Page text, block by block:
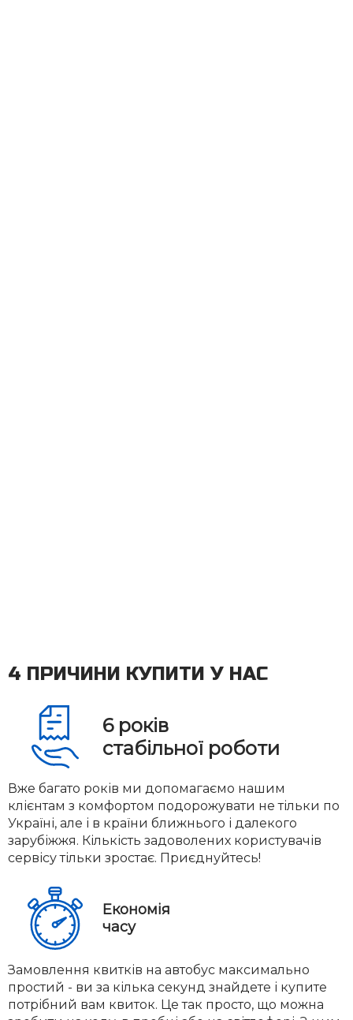
4 ПРИЧИНИ КУПИТИ У НАС
6 років
стабільної роботи
Вже багато років ми допомагаємо нашим
клієнтам з комфортом подорожувати не тільки по
Україні, але і в країни ближнього і далекого
зарубіжжя. Кількість задоволених користувачів
сервісу тільки зростає. Приєднуйтесь!
Економія
часу
Замовлення квитків на автобус максимально
простий - ви за кілька секунд знайдете і купите
потрібний вам квиток. Це так просто, що можна